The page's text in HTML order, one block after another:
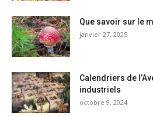
Que savoir sur le
janvier 27, 2025
Calendriers de
industriels
octobre 9, 2024